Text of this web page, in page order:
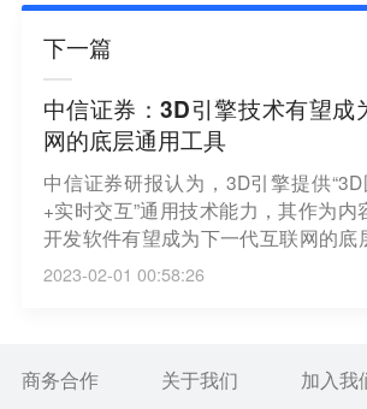
下一篇
中信证券：3D引擎技术有望成
网的底层通用工具
中信证券研报认为，3D引擎提供
+实时交互”通用技术能力，其作为内
开发软件有望成为下一代互联网的底
期内，我们看到3D引擎从游戏开发
计、智能座舱、动画电影等领域，
间；中长期维度，我们看好行业以
会。（证券时报）
2023-02-01 00:58:26
商务合作 关于我们 加入我